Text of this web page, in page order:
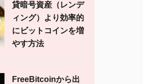
貸暗号資産（レンデ
ィング）より効率的
にビットコインを増
やす方法
FreeBitcoinから出